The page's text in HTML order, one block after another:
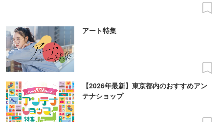
アート特集
【2026年最新】東京都内のおすすめアン
テナショップ